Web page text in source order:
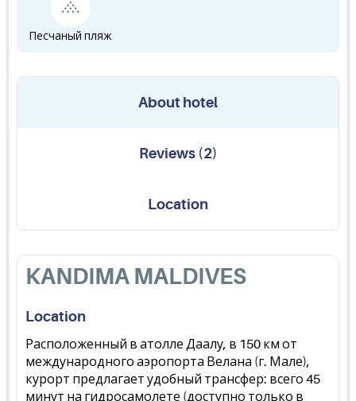
Песчаный пляж
About hotel
Reviews(2)
Location
KANDIMA MALDIVES
Location
Расположенный в атолле Даалу, в 150 км от
международного аэропорта Велана (г. Мале),
курорт предлагает удобный трансфер: всего 45
минут на гидросамолете (доступно только в